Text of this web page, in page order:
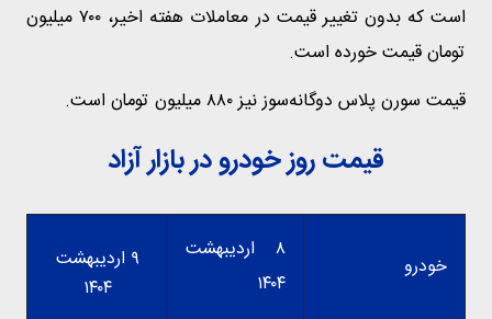
است که بدون تغییر قیمت در معاملات هفته اخیر، ۷۰۰ میلیون
تومان قیمت خورده است.
قیمت سورن پلاس دوگانه‌سوز نیز ۸۸۰ میلیون تومان است.
قیمت روز خودرو در بازار آزاد
خودرو
۸ اردیبهشت
۱۴۰۴
۹ اردیبهشت
۱۴۰۴